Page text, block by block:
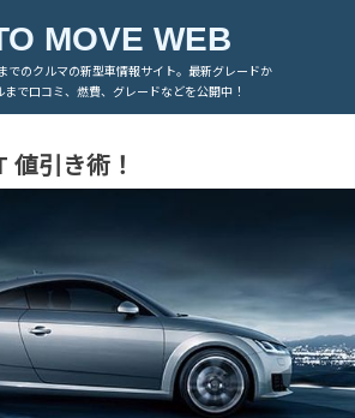
MOVE WEB
でのクルマの新型車情報サイト。最新グレードか
まで口コミ、燃費、グレードなどを公開中！
値引き術！